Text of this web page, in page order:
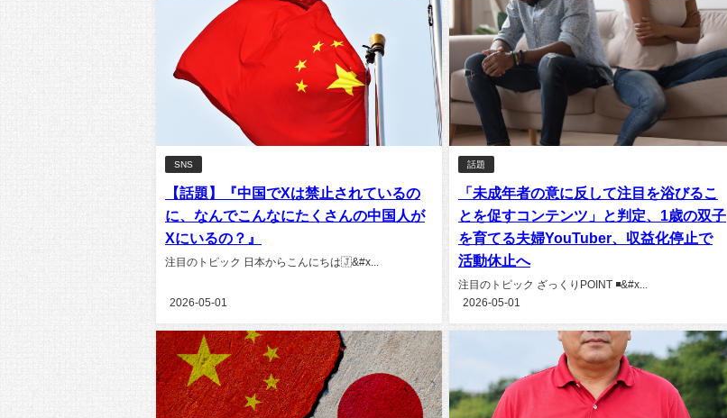
SNS
【話題】『中国でXは禁止されているの
に、なんでこんなにたくさんの中国人が
Xにいるの？』
注目のトピック 日本からこんにちは🇯&#x...
2026-05-01
話題
「未成年者の意に反して注目を浴びるこ
とを促すコンテンツ」と判定、1歳の双子
を育てる夫婦YouTuber、収益化停止で
活動休止へ
注目のトピック ざっくりPOINT ◾&#x...
2026-05-01